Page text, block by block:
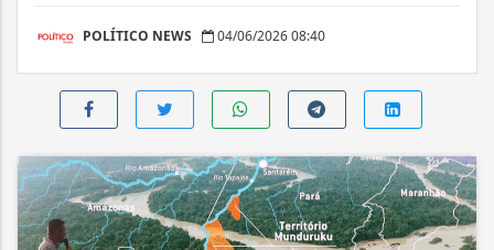
POLÍTICO NEWS 04/06/2026 08:40